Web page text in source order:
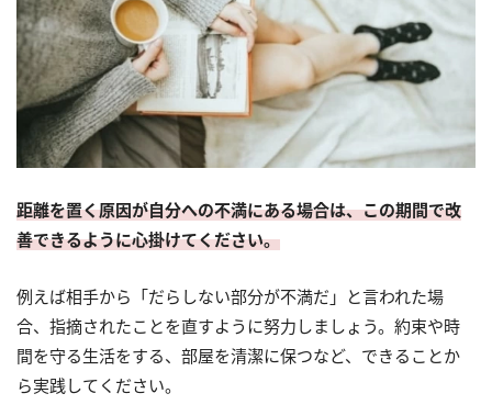
距離を置く原因が自分への不満にある場合は、この期間で改
善できるように心掛けてください。
例えば相手から「だらしない部分が不満だ」と言われた場
合、指摘されたことを直すように努力しましょう。約束や時
間を守る生活をする、部屋を清潔に保つなど、できることか
ら実践してください。